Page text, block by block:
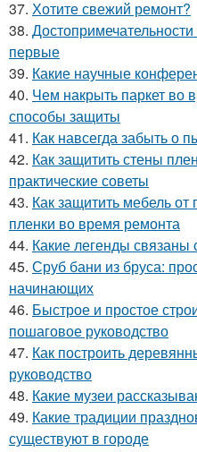
37. Хотите свежий ремонт?
38.
первые
39. Какие научные
40. Чем накрыть паркет во
способы защиты
41. Как навсегда забыть о
42. Как защитить стены
практические советы
43. Как защитить мебель
пленки во время ремонта
44. Какие легенды связаны
45. Сруб бани из бруса:
начинающих
46. Быстрое и простое
пошаговое руководство
47. Как построить
руководство
48. Какие музеи
49. Какие традиции
существуют в городе